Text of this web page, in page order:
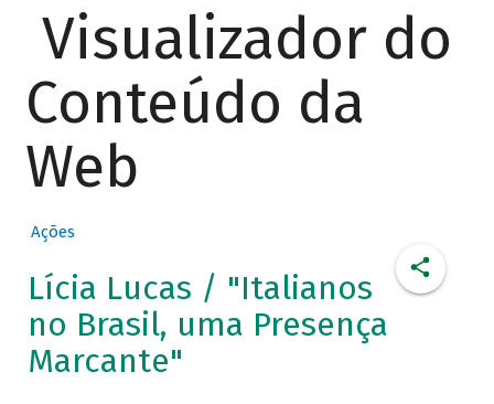
Visualizador do
Conteúdo da
Web
Ações
Lícia Lucas / "Italianos
no Brasil, uma Presença
Marcante"